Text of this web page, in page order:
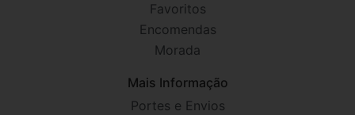
Favoritos
Encomendas
Morada
Mais Informação
Portes e Envios